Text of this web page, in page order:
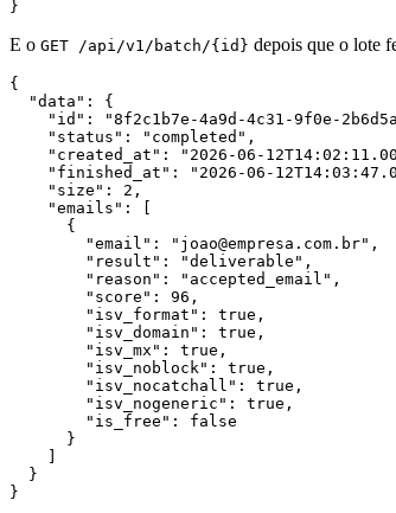
E o GET /api/v1/batch/{id} depois que o lote
{
  "data": {
"id": "8f2c1b7e-4a9d-4c31-9f0e-
    "status": "completed",
"created_at": "2026-06-
"finished_at": "2026-06-
    "size": 2,
    "emails": [
      {
        "email": "joao@empresa.com.br",
        "result": "deliverable",
        "reason": "accepted_email",
        "score": 96,
        "isv_format": true,
        "isv_domain": true,
        "isv_mx": true,
        "isv_noblock": true,
        "isv_nocatchall": true,
        "isv_nogeneric": true,
        "is_free": false
      }
  }